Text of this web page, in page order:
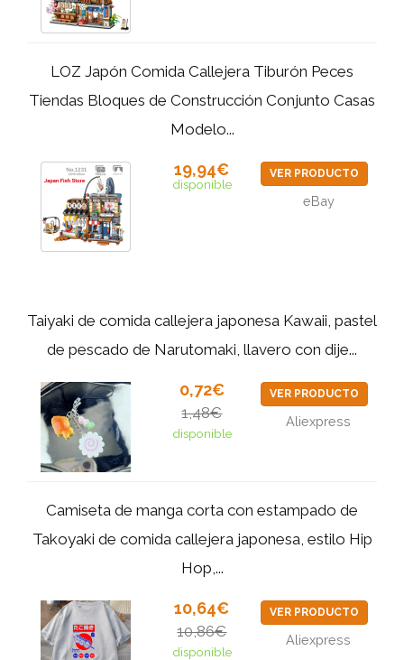
LOZ Japón Comida Callejera Tiburón Peces
Tiendas Bloques de Construcción Conjunto Casas
Modelo...
19,94€
disponible
VER PRODUCTO
eBay
Taiyaki de comida callejera japonesa Kawaii, pastel
de pescado de Narutomaki, llavero con dije...
0,72€
1,48€
disponible
VER PRODUCTO
Aliexpress
Camiseta de manga corta con estampado de
Takoyaki de comida callejera japonesa, estilo Hip
Hop,...
10,64€
10,86€
disponible
VER PRODUCTO
Aliexpress